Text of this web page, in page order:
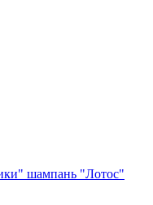
шампань "Лотос"